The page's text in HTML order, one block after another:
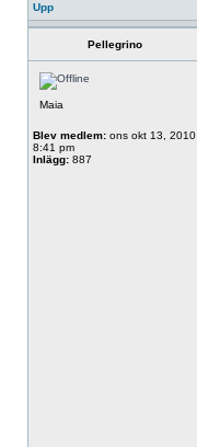
Upp
Pellegrino
Maia
Blev medlem: ons okt 13, 2010
8:41 pm
Inlägg: 887